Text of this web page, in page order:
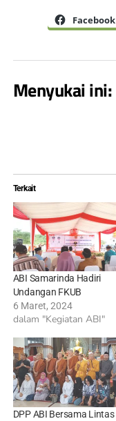
Facebook
Menyukai ini:
Terkait
ABI Samarinda Hadiri
Undangan FKUB
6 Maret, 2024
dalam "Kegiatan ABI"
DPP ABI Bersama Lintas